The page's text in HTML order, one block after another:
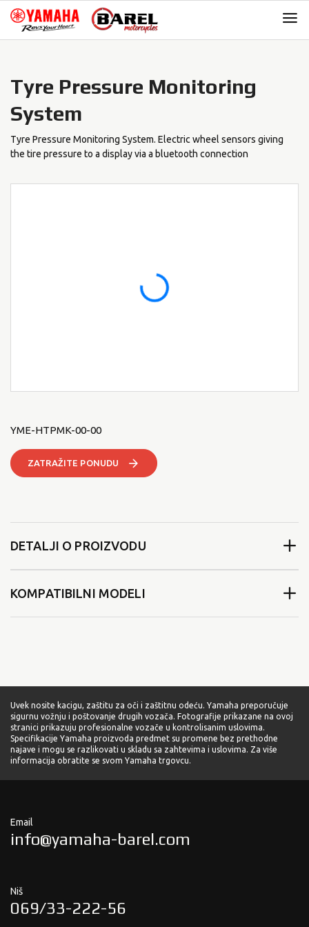
Skip
navigation
Skip
content
Tyre Pressure Monitoring
System
Tyre Pressure Monitoring System. Electric wheel sensors giving
the tire pressure to a display via a bluetooth connection
YME-HTPMK-00-00
ZATRAŽITE PONUDU
DETALJI O PROIZVODU
KOMPATIBILNI MODELI
Uvek nosite kacigu, zaštitu za oči i zaštitnu odeću. Yamaha preporučuje
sigurnu vožnju i poštovanje drugih vozača. Fotografije prikazane na ovoj
stranici prikazuju profesionalne vozače u kontrolisanim uslovima.
Specifikacije Yamaha proizvoda predmet su promene bez prethodne
najave i mogu se razlikovati u skladu sa zahtevima i uslovima. Za više
informacija obratite se svom Yamaha trgovcu.
Email
info@yamaha-barel.com
Niš
069/33-222-56